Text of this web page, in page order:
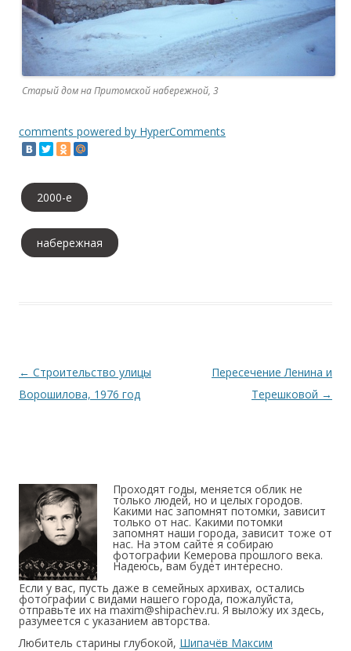
Старый дом на Притомской набережной, 3
comments powered by HyperComments
2000-е
набережная
Навигация по записям
← Строительство улицы
Ворошилова, 1976 год
Пересечение Ленина и
Терешковой →
Проходят годы, меняется облик не
только людей, но и целых городов.
Какими нас запомнят потомки, зависит
только от нас. Какими потомки
запомнят наши города, зависит тоже от
нас. На этом сайте я собираю
фотографии Кемерова прошлого века.
Надеюсь, вам будет интересно.
Если у вас, пусть даже в семейных архивах, остались
фотографии с видами нашего города, пожалуйста,
отправьте их на maxim@shipachev.ru. Я выложу их здесь,
разумеется с указанием авторства.
Любитель старины глубокой, Шипачёв Максим